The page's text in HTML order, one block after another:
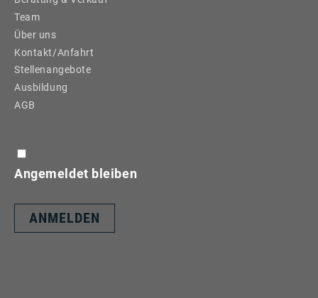
Team
Über uns
Kontakt/Anfahrt
Stellenangebote
Ausbildung
AGB
Angemeldet bleiben